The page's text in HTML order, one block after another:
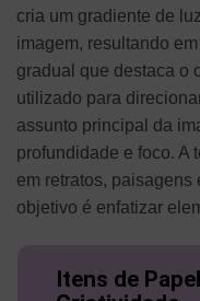
cria um gradiente de
imagem, resultando
gradual que destaca o
utilizado para
assunto principal da
profundidade e foco. A
em retratos, paisagens
objetivo é enfatizar
Itens de